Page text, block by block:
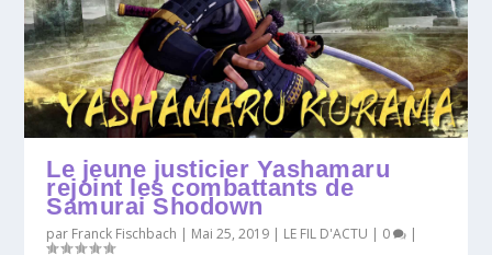
Le jeune justicier Yashamaru
rejoint les combattants de
Samurai Shodown
par Franck Fischbach | Mai 25, 2019 | LE FIL D'ACTU | 0 |